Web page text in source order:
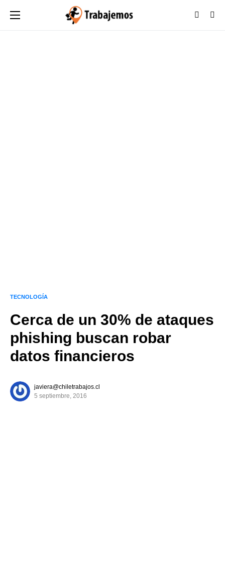
TECNOLOGÍA
Cerca de un 30% de ataques
phishing buscan robar
datos financieros
javiera@chiletrabajos.cl
5 septiembre, 2016